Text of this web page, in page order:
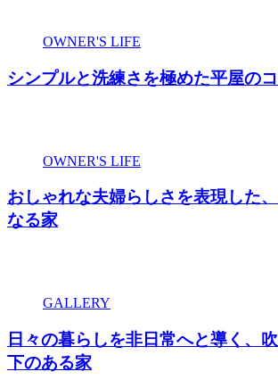
OWNER'S LIFE
シンプルと洗練さを極めた平屋の
OWNER'S LIFE
おしゃれな夫婦らしさを表現した
なる家
GALLERY
日々の暮らしを非日常へと導く、
下のある家